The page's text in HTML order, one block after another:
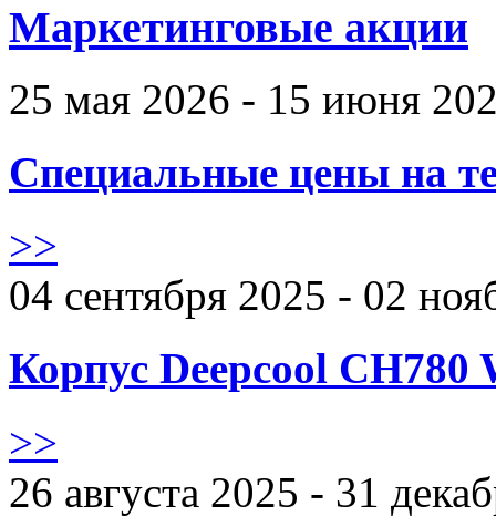
Маркетинговые акции
25 мая 2026 - 15 июня
Специальные цены на
>>
04 сентября 2025 - 02
Корпус Deepcool CH780
>>
26 августа 2025 - 31